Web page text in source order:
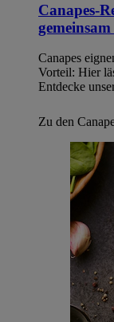
Canapes-
Canapes
Vorteil: Hier
Entdecke
Zu den